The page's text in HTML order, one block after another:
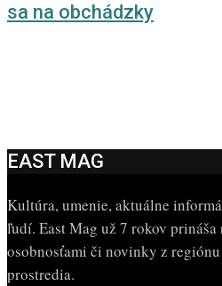
sa na obchádzky
EAST MAG
Kultúra, umenie, aktuálne
ľudí. East Mag už 7 rokov
osobnosťami či novinky z
prostredia.